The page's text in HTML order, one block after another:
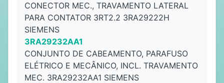
CONECTOR MEC., TRAVAMENTO LATERAL
PARA CONTATOR 3RT2.2 3RA29222H
SIEMENS
3RA29232AA1
CONJUNTO DE CABEAMENTO, PARAFUSO
ELÉTRICO E MECÂNICO, INCL. TRAVAMENTO
MEC. 3RA29232AA1 SIEMENS